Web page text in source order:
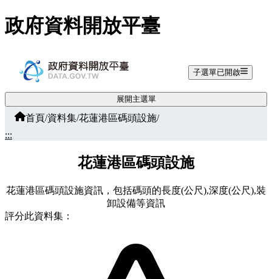
跳至主要內容
政府資料開放平臺
子選單已開啟
展開主選單
首頁/資料集/花蓮港區碼頭設施/
:::
花蓮港區碼頭設施
花蓮港區碼頭設施資訊，包括碼頭的長度(公尺),深度(公尺),裝
卸設備等資訊
評分此資料集：